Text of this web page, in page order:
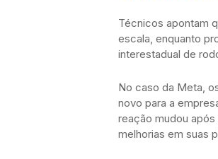
Técnicos apontam
escala, enquanto
interestadual de
No caso da Meta,
novo para a
reação mudou
melhorias em suas